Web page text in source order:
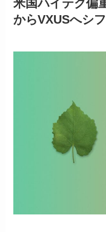
米国ハイテク偏
からVXUSへシ